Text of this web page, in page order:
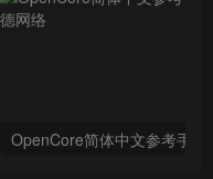
OpenCore简体中文参考手册